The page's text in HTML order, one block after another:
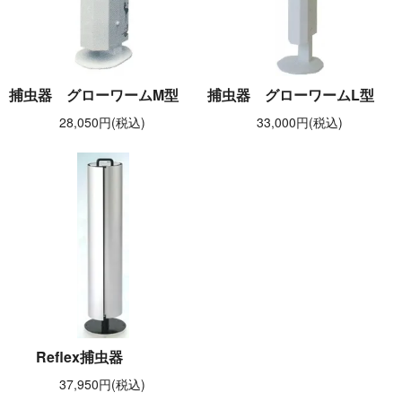
捕虫器 グローワームM型
28,050円(税込)
捕虫器 グローワームL型
33,000円(税込)
Reflex捕虫器
37,950円(税込)